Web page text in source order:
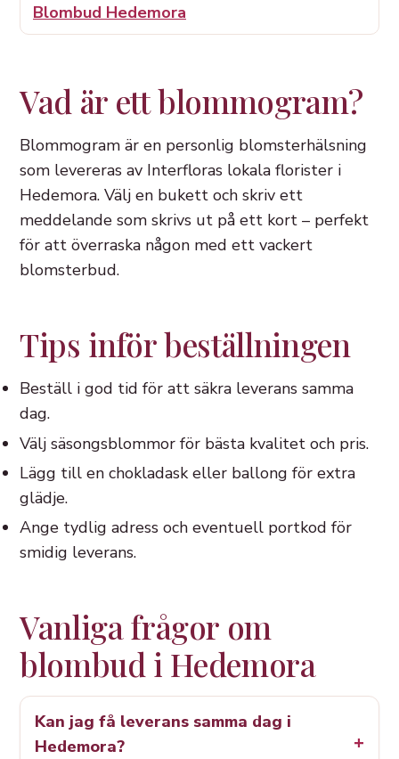
Blombud Hedemora
Vad är ett blommogram?
Blommogram är en personlig blomsterhälsning
som levereras av Interfloras lokala florister i
Hedemora. Välj en bukett och skriv ett
meddelande som skrivs ut på ett kort – perfekt
för att överraska någon med ett vackert
blomsterbud.
Tips inför beställningen
Beställ i god tid för att säkra leverans samma
dag.
Välj säsongsblommor för bästa kvalitet och pris.
Lägg till en chokladask eller ballong för extra
glädje.
Ange tydlig adress och eventuell portkod för
smidig leverans.
Vanliga frågor om
blombud i Hedemora
Kan jag få leverans samma dag i
Hedemora?